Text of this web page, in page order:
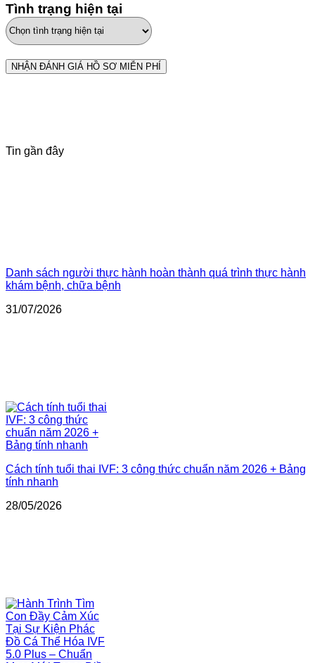
Tình trạng hiện tại
Tin gần đây
Danh sách người thực hành hoàn thành quá trình thực hành
khám bệnh, chữa bệnh
31/07/2026
Cách tính tuổi thai IVF: 3 công thức chuẩn năm 2026 + Bảng
tính nhanh
28/05/2026